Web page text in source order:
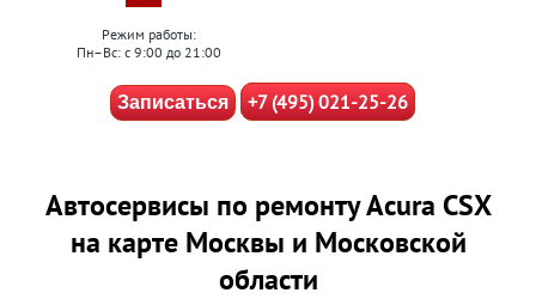
Режим работы:
Пн–Вс: с 9:00 до 21:00
Записаться +7 (495) 021-25-26
Автосервисы по ремонту Acura CSX
на карте Москвы и Московской
области